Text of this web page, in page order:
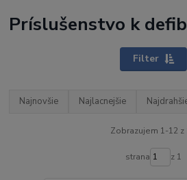
Príslušenstvo k
Filter
Najnovšie Najlacnejšie
Zobrazujem 1-12 z
strana z 1